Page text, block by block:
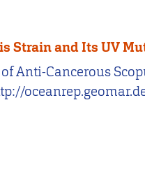
Strain and Its UV
of Anti-Cancerous